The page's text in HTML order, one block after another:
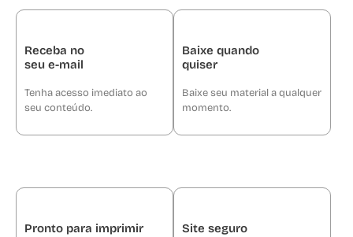
Receba no
seu e-mail
Tenha acesso imediato ao
seu conteúdo.
Baixe quando
quiser
Baixe seu material a qualquer
momento.
Pronto para imprimir Site seguro